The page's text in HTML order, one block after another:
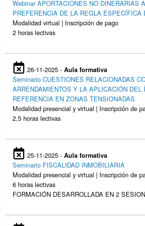
Webinar APORTACIONES NO DINERARIAS
PREFERENCIA DE LA REGLA ESPECÍFICA
Modalidad virtual | Inscripción de pago
2 horas lectivas
26-11-2025 - Aula formativa
Seminario CUESTIONES RELACIONADAS
ARRENDAMIENTOS Y LA APLICACIÓN DEL
REFERENCIA EN ZONAS TENSIONADAS
Modalidad presencial y virtual | Inscripción de
2,5 horas lectivas
25-11-2025 - Aula formativa
Seminario FISCALIDAD INMOBILIARIA
Modalidad presencial y virtual | Inscripción de
6 horas lectivas
FORMACIÓN DESARROLLADA EN 2